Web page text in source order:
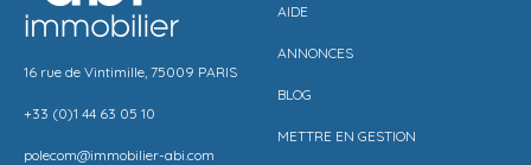
16 rue de Vintimille, 75009 PARIS
+33 (0)1 44 63 05 10
polecom@immobilier-abi.com
AIDE
ANNONCES
BLOG
METTRE EN GESTION